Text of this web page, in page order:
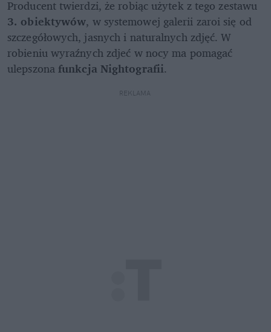
3. obiektywów, w systemowej galerii zaroi się od
szczegółowych, jasnych i naturalnych zdjęć. W
robieniu wyraźnych zdjeć w nocy ma pomagać
ulepszona funkcja Nightografii.
REKLAMA